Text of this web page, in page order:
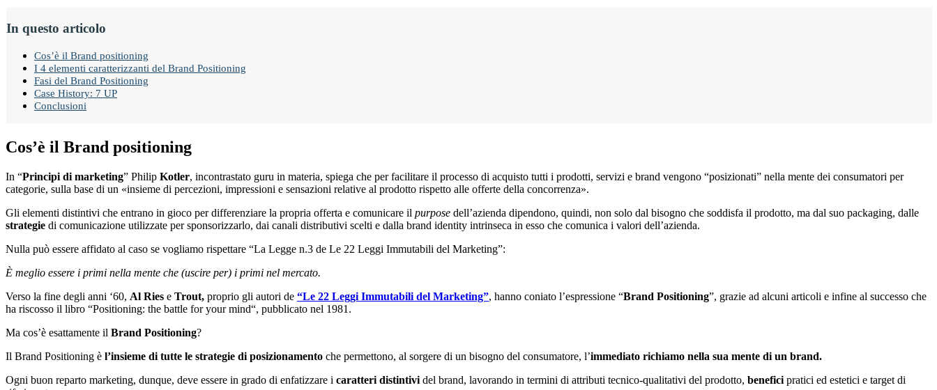
In questo articolo
Cos’è il Brand positioning
I 4 elementi caratterizzanti del Brand Positioning
Fasi del Brand Positioning
Case History: 7 UP
Conclusioni
Cos’è il Brand positioning
In “Principi di marketing” Philip Kotler, incontrastato guru in materia, spiega che per facilitare il processo di acquisto tutti i prodotti, servizi e brand vengono “posizionati” nella mente dei consumatori per
categorie, sulla base di un «insieme di percezioni, impressioni e sensazioni relative al prodotto rispetto alle offerte della concorrenza».
Gli elementi distintivi che entrano in gioco per differenziare la propria offerta e comunicare il purpose dell’azienda dipendono, quindi, non solo dal bisogno che soddisfa il prodotto, ma dal suo packaging, dalle
strategie di comunicazione utilizzate per sponsorizzarlo, dai canali distributivi scelti e dalla brand identity intrinseca in esso che comunica i valori dell’azienda.
Nulla può essere affidato al caso se vogliamo rispettare “La Legge n.3 de Le 22 Leggi Immutabili del Marketing”:
È meglio essere i primi nella mente che (uscire per) i primi nel mercato.
Verso la fine degli anni ‘60, Al Ries e Trout, proprio gli autori de “Le 22 Leggi Immutabili del Marketing”, hanno coniato l’espressione “Brand Positioning”, grazie ad alcuni articoli e infine al successo che
ha riscosso il libro “Positioning: the battle for your mind“, pubblicato nel 1981.
Ma cos’è esattamente il Brand Positioning?
Il Brand Positioning è l’insieme di tutte le strategie di posizionamento che permettono, al sorgere di un bisogno del consumatore, l’immediato richiamo nella sua mente di un brand.
Ogni buon reparto marketing, dunque, deve essere in grado di enfatizzare i caratteri distintivi del brand, lavorando in termini di attributi tecnico-qualitativi del prodotto, benefici pratici ed estetici e target di